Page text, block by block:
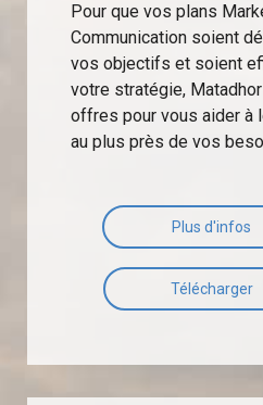
Pour que vos plans
Communication soient
vos objectifs et soient
votre stratégie,
offres pour vous aider à
au plus près de vos
Plus d'infos
Télécharger